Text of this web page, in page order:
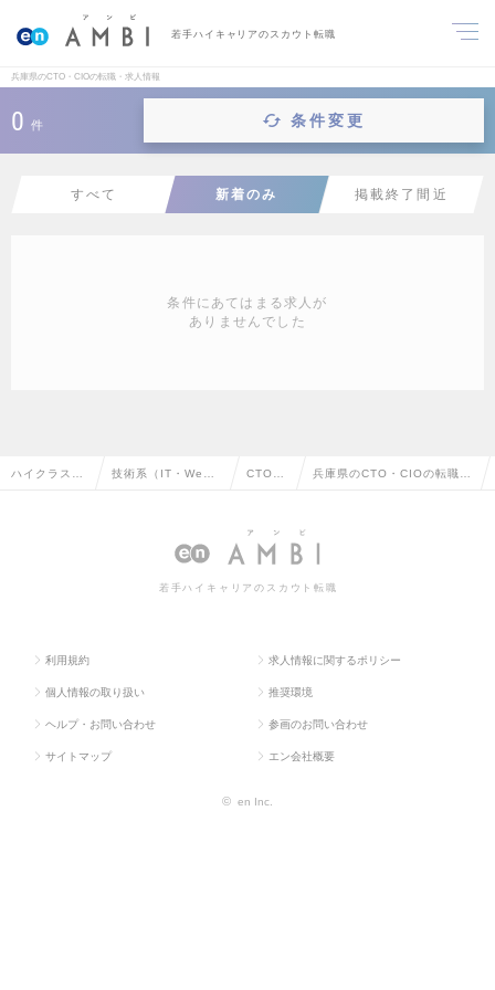
若手ハイキャリアのスカウト転職
兵庫県のCTO・CIOの転職・求人情報
0 件 条件変更
すべて 新着のみ 掲載終了間近
条件にあてはまる求人が
ありませんでした
ハイクラス求 技術系（IT・We CTO・ 兵庫県のCTO・CIOの転職・
若手ハイキャリアのスカウト転職
利用規約 求人情報に関するポリシー
個人情報の取り扱い 推奨環境
ヘルプ・お問い合わせ 参画のお問い合わせ
サイトマップ エン会社概要
© en Inc.